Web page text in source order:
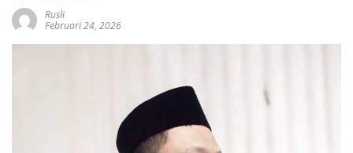
Rusli
Februari 24, 2026